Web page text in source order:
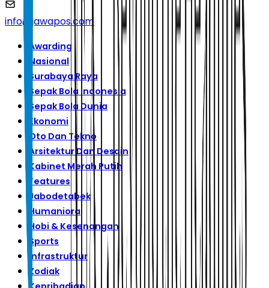
info@jawapos.com
Awarding
Nasional
Surabaya Raya
Sepak Bola Indonesia
Sepak Bola Dunia
Ekonomi
Oto Dan Tekno
Arsitektur Dan Desain
Kabinet Merah Putih
Features
Jabodetabek
Humaniora
Hobi & Kesenangan
Sports
Infrastruktur
Zodiak